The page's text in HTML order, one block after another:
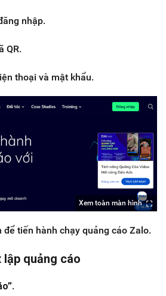
nhập.
QR.
thoại và mật khẩu.
Xem toàn màn hình
tiến hành chạy quảng cáo Zalo.
lập quảng cáo
.